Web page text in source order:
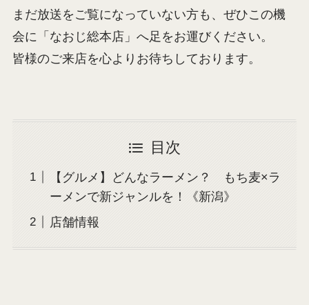
まだ放送をご覧になっていない方も、ぜひこの機
会に「なおじ総本店」へ足をお運びください。
皆様のご来店を心よりお待ちしております。
目次
【グルメ】どんなラーメン？ もち麦×ラ
ーメンで新ジャンルを！《新潟》
店舗情報